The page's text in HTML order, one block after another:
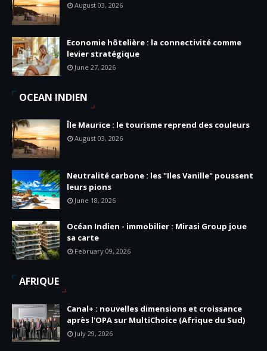
August 03, 2026
Economie hôtelière : la connectivité comme
levier stratégique
June 27, 2026
OCEAN INDIEN
Île Maurice : le tourisme reprend des couleurs
August 03, 2026
Neutralité carbone : les "Iles Vanille" poussent
leurs pions
June 18, 2026
Océan Indien - immobilier : Mirasi Group joue
sa carte
February 09, 2026
AFRIQUE
Canal+ : nouvelles dimensions et croissance
après l'OPA sur MultiChoice (Afrique du Sud)
July 29, 2026